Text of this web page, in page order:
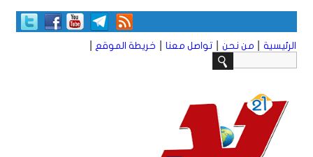
الرئيسية من نحن تواصل معنا خريطة الموقع